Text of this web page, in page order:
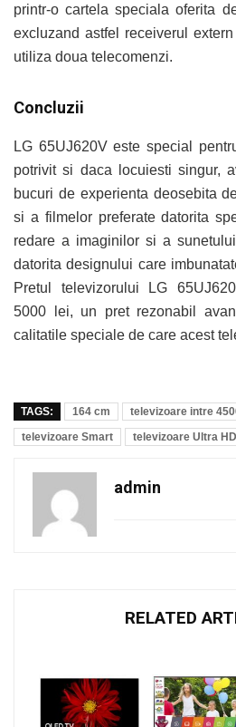
printr-o cartela speciala oferita
excluzand astfel receiverul
utiliza doua telecomenzi.
Concluzii
LG 65UJ620V este special
potrivit si daca locuiesti singur,
bucuri de experienta deosebita
si a filmelor preferate datorita
redare a imaginilor si a
datorita designului care
Pretul televizorului LG
5000 lei, un pret rezonabil
calitatile speciale de care acest
TAGS: 164 cm
televizoare intre
televizoare Smart
televizoare Ultra HD
admin
RELATED